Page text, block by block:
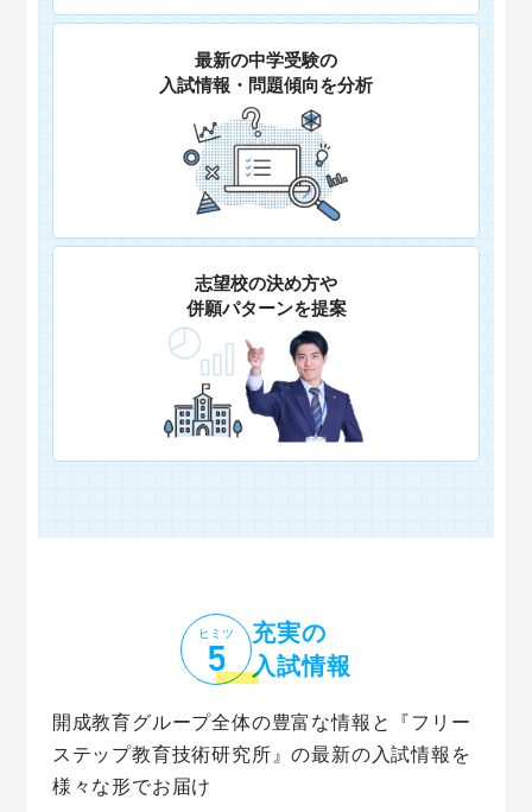
最新の中学受験の
入試情報・問題傾向を分析
志望校の決め方や
併願パターンを提案
ヒミツ
充実の
入試情報
開成教育グループ全体の豊富な情報と『フリー
ステップ教育技術研究所』の最新の入試情報を
様々な形でお届け